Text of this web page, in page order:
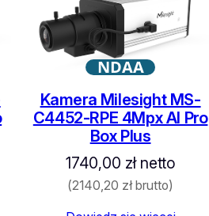
NDAA
Kamera Milesight MS-
C4452-RPE 4Mpx AI Pro
Box Plus
1740,00 złnetto
(2140,20 złbrutto)